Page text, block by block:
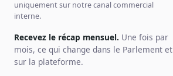
uniquement sur notre canal commercial
interne.
Recevez le récap mensuel. Une fois par
mois, ce qui change dans le Parlement et
sur la plateforme.